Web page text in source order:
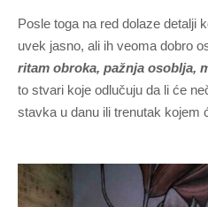
Posle toga na red dolaze detalji
uvek jasno, ali ih veoma dobro
ritam obroka, pažnja osoblja,
to stvari koje odlučuju da li će
stavka u danu ili trenutak kojem